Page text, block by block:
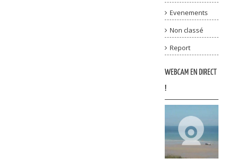
Evenements
Non classé
Report
WEBCAM EN DIRECT
!